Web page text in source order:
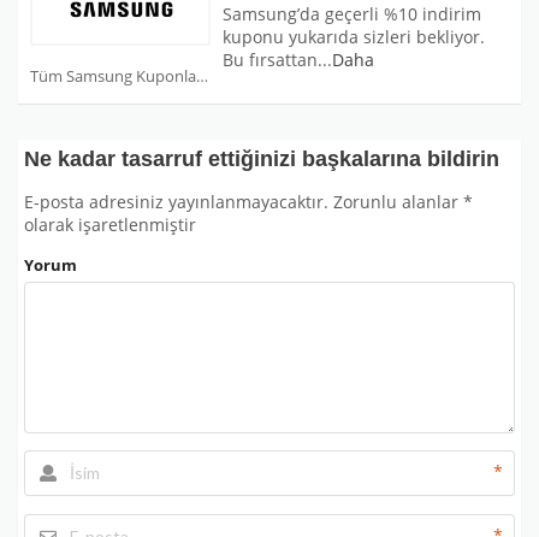
Tüm Samsung Kuponları
Samsung’da geçerli %10 indirim
kuponu yukarıda sizleri bekliyor.
Bu fırsattan...Daha
Ne kadar tasarruf ettiğinizi başkalarına bildirin
E-posta adresiniz yayınlanmayacaktır. Zorunlu alanlar *
olarak işaretlenmiştir
Yorum
*